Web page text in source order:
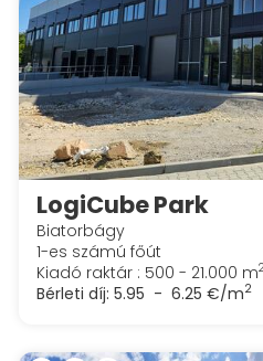
LogiCube Park
Biatorbágy
1-es számú főút
Kiadó raktár : 500 - 21.000 m2
Bérleti díj: 5.95 - 6.25 €/m2